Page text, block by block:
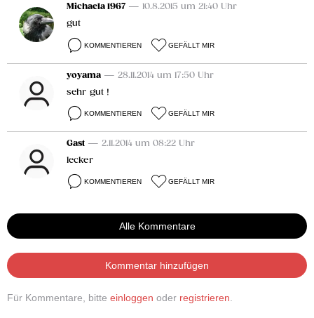
Michaela 1967 — 10.8.2015 um 21:40 Uhr
gut
KOMMENTIEREN GEFÄLLT MIR
yoyama — 28.11.2014 um 17:50 Uhr
sehr gut !
KOMMENTIEREN GEFÄLLT MIR
Gast — 2.11.2014 um 08:22 Uhr
lecker
KOMMENTIEREN GEFÄLLT MIR
Alle Kommentare
Kommentar hinzufügen
Für Kommentare, bitte einloggen oder registrieren